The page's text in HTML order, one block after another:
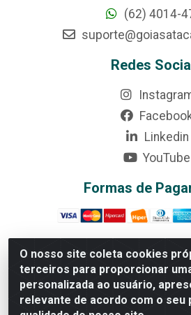
O nosso site coleta cookies
terceiros para proporcionar
personalizada ao usuário,
relevante de acordo com o seu
(62) 4014-
Redes
Linkedin
YouTube
Formas de
Rede Brasil - Avenida Universitária,
Américas II Etapa - Anápolis/GO
CNPJ 07.728.073/